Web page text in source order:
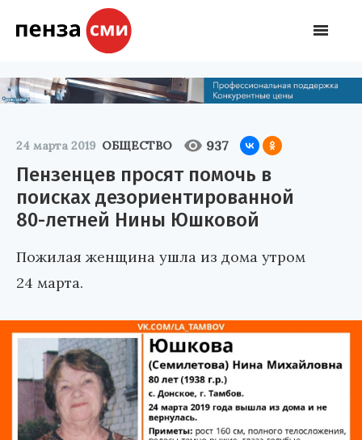
24 марта 2019 ОБЩЕСТВО 937
Пензенцев просят помочь в
поисках дезориентированной
80-летней Нины Юшковой
Пожилая женщина ушла из дома утром
24 марта.